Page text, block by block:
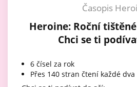
Časopis
Heroine: Roční
Chci se ti
6 čísel za rok
Přes 140 stran čtení každé